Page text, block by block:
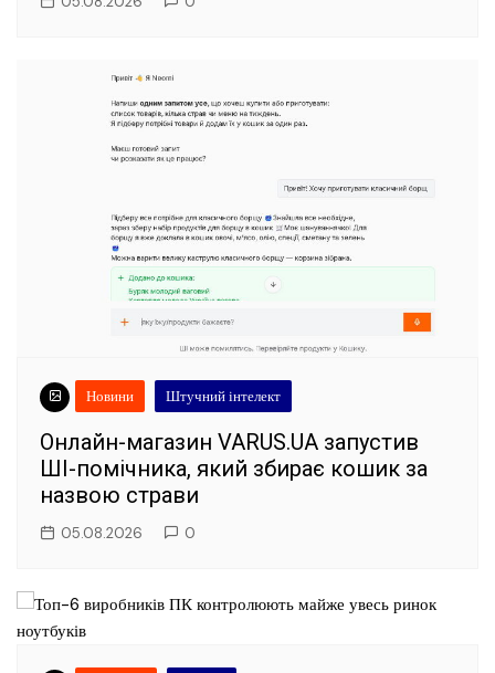
Новини Штучний інтелект
Онлайн-магазин VARUS.UA запустив
ШІ-помічника, який збирає кошик за
назвою страви
05.08.2026 0